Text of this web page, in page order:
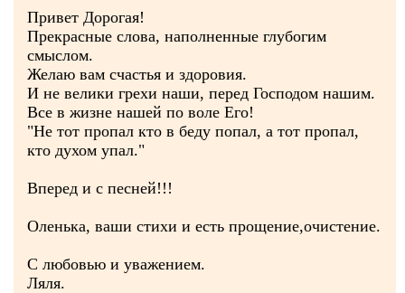
Привет Дорогая!
Прекрасные слова, наполненные глубогим
смыслом.
Желаю вам счастья и здоровия.
И не велики грехи наши, перед Господом нашим.
Все в жизне нашей по воле Его!
"Не тот пропал кто в беду попал, а тот пропал,
кто духом упал."
Вперед и с песней!!!
Оленька, ваши стихи и есть прощение,очистение.
С любовью и уважением.
Ляля.